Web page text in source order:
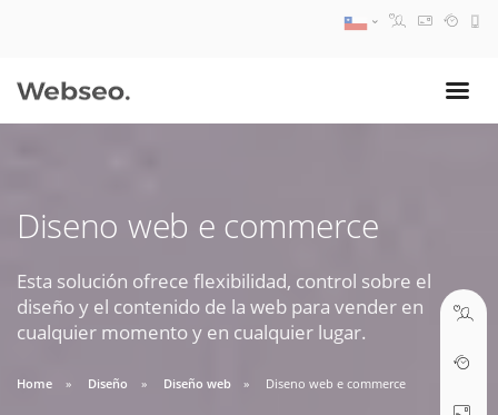
Diseno web e commerce
Esta solución ofrece flexibilidad, control sobre el
diseño y el contenido de la web para vender en
cualquier momento y en cualquier lugar.
Home Diseño Diseño web Diseno web e commerce
09:30 AM A 18:30 PM
soporte@webseo.cl
ABRIR TICKET